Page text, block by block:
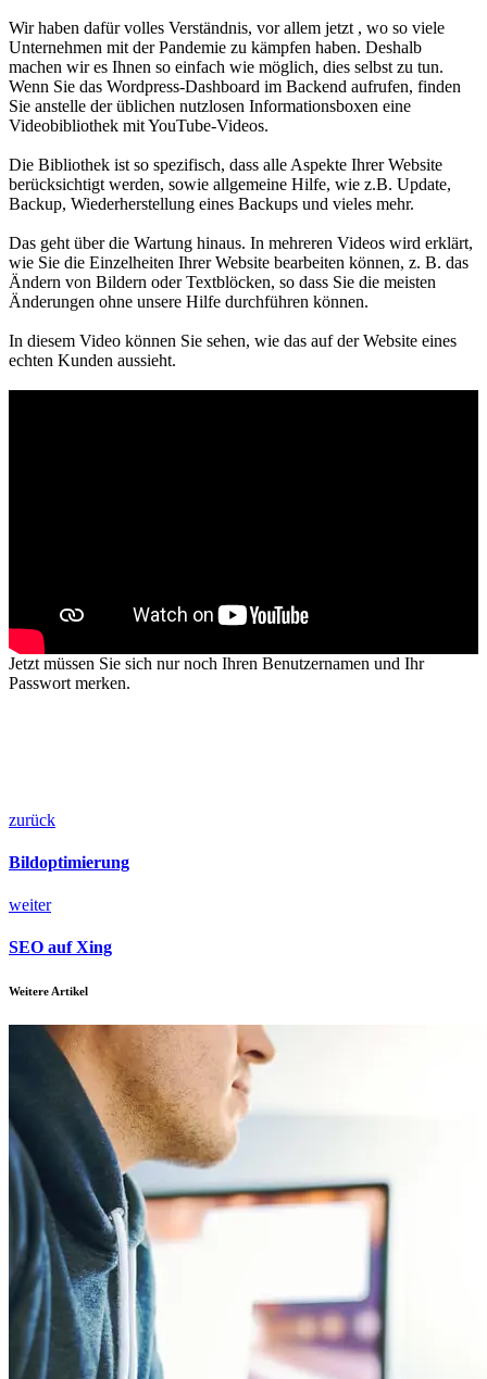
Wir haben dafür volles Verständnis, vor allem jetzt , wo so viele
Unternehmen mit der Pandemie zu kämpfen haben. Deshalb
machen wir es Ihnen so einfach wie möglich, dies selbst zu tun.
Wenn Sie das Wordpress-Dashboard im Backend aufrufen, finden
Sie anstelle der üblichen nutzlosen Informationsboxen eine
Videobibliothek mit YouTube-Videos.
Die Bibliothek ist so spezifisch, dass alle Aspekte Ihrer Website
berücksichtigt werden, sowie allgemeine Hilfe, wie z.B. Update,
Backup, Wiederherstellung eines Backups und vieles mehr.
Das geht über die Wartung hinaus. In mehreren Videos wird erklärt,
wie Sie die Einzelheiten Ihrer Website bearbeiten können, z. B. das
Ändern von Bildern oder Textblöcken, so dass Sie die meisten
Änderungen ohne unsere Hilfe durchführen können.
In diesem Video können Sie sehen, wie das auf der Website eines
echten Kunden aussieht.
00:00
Jetzt müssen Sie sich nur noch Ihren Benutzernamen und Ihr
Passwort merken.
zurück
Bildoptimierung
weiter
SEO auf Xing
Weitere Artikel